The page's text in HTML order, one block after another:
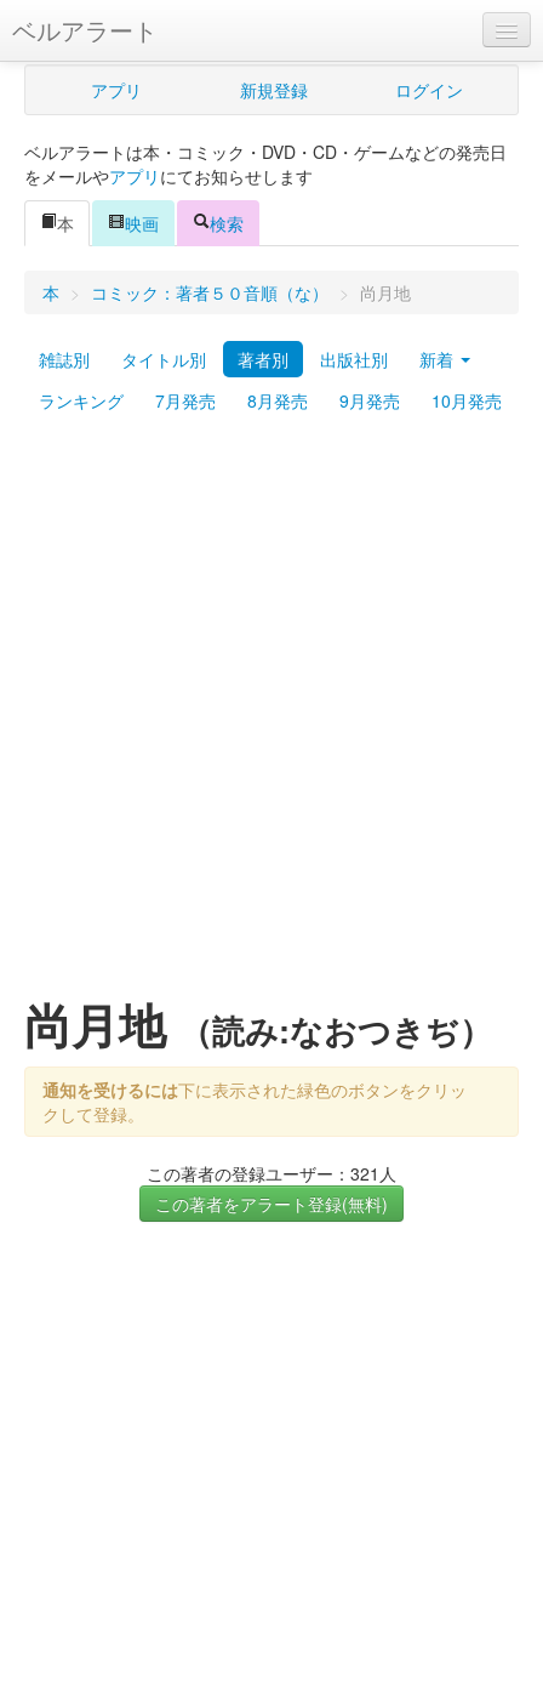
ベルアラート
ベルアラートとは
新規登録
ログイン
Myシェルフ
プレミアム
アプリ 新規登録 ログイン
ベルアラートは本・コミック・DVD・CD・ゲームなどの発売日
をメールやアプリ にてお知らせします
本
映画 検索
本 > コミック：著者５０音順（な） > 尚月地
雑誌別 タイトル別 著者別 出版社別
新着
ランキング
7月発売 8月発売 9月発売 10月発売
尚月地 （読み:なおつきぢ）
通知を受けるには下に表示された緑色のボタンをクリッ
クして登録。
この著者の登録ユーザー：321人
この著者をアラート登録(無料)